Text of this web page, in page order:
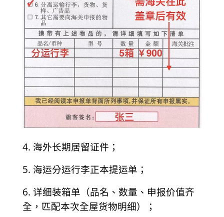
4. 海外长期居留证件；
5. 海运分运行李正本提运单；
6. 详细装箱单（品名、数量、申报价值齐
全，匹配本次全屋货物明细）；